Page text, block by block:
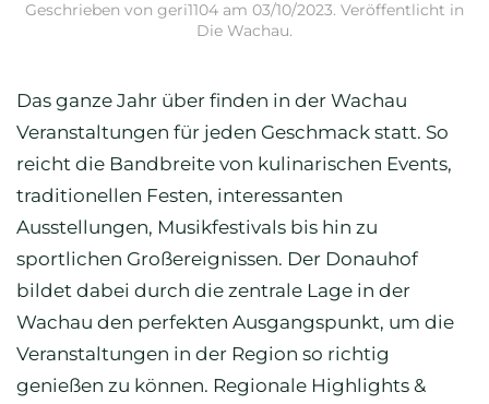
Geschrieben von geri1104 am 03/10/2023. Veröffentlicht in
Die Wachau.
Das ganze Jahr über finden in der Wachau
Veranstaltungen für jeden Geschmack statt. So
reicht die Bandbreite von kulinarischen Events,
traditionellen Festen, interessanten
Ausstellungen, Musikfestivals bis hin zu
sportlichen Großereignissen. Der Donauhof
bildet dabei durch die zentrale Lage in der
Wachau den perfekten Ausgangspunkt, um die
Veranstaltungen in der Region so richtig
genießen zu können. Regionale Highlights &